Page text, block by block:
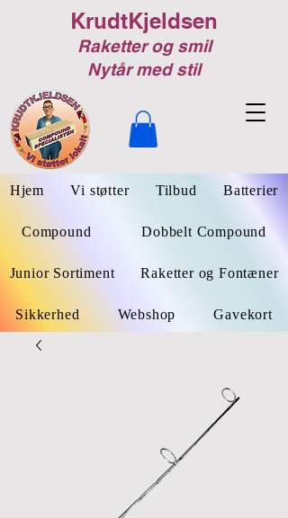
Hjem Vi støtter Tilbud Batterier
Compound Dobbelt Compound
Junior Sortiment Raketter og Fontæner
Sikkerhed Webshop Gavekort
KrudtKjeldsen
Raketter og smil
Nytår med stil